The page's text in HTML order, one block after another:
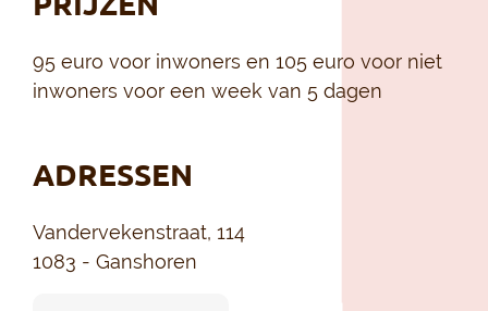
95 euro voor inwoners en 105 euro voor niet
inwoners voor een week van 5 dagen
ADRESSEN
Vandervekenstraat, 114
1083 - Ganshoren